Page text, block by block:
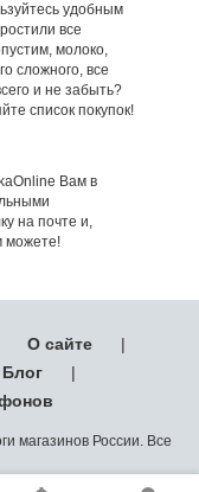
удобным
все
молоко,
сложного, все
и не забыть?
список покупок!
Вам в
на почте и,
можете!
О сайте
|
Блог
|
магазинов России. Все